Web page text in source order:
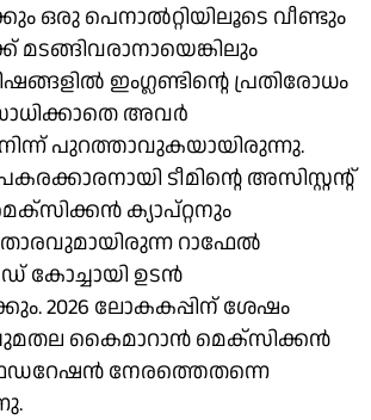
ഒരു പെനാൽറ്റിയിലൂടെ വീണ്ടും
മടങ്ങിവരാനായെങ്കിലും
ഇംഗ്ലണ്ടിന്റെ പ്രതിരോധം
അവർ
പുറത്താവുകയായിരുന്നു.
ടീമിന്റെ അസിസ്റ്റന്റ്
ക്യാപ്റ്റനും
റാഫേൽ
കോച്ചായി ഉടൻ
2026 ലോകകപ്പിന് ശേഷം
കൈമാറാൻ മെക്സിക്കൻ
നേരത്തെതന്നെ